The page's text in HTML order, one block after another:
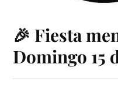
🎉 Fiesta
Domingo 15